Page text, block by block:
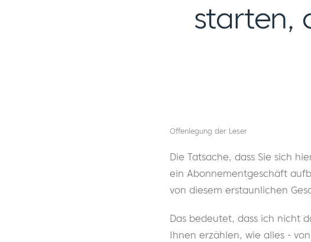
starten,
Offenlegung der Leser
Die Tatsache, dass Sie sich
ein Abonnementgeschäft
von diesem erstaunlichen
Das bedeutet, dass ich nicht
Ihnen erzählen, wie alles - von